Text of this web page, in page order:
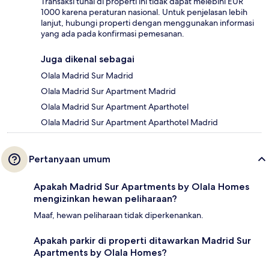
1000 karena peraturan nasional. Untuk penjelasan lebih
lanjut, hubungi properti dengan menggunakan informasi
yang ada pada konfirmasi pemesanan.
Juga dikenal sebagai
Olala Madrid Sur Madrid
Olala Madrid Sur Apartment Madrid
Olala Madrid Sur Apartment Aparthotel
Olala Madrid Sur Apartment Aparthotel Madrid
Pertanyaan umum
Apakah Madrid Sur Apartments by Olala Homes
mengizinkan hewan peliharaan?
Maaf, hewan peliharaan tidak diperkenankan.
Apakah parkir di properti ditawarkan Madrid Sur
Apartments by Olala Homes?